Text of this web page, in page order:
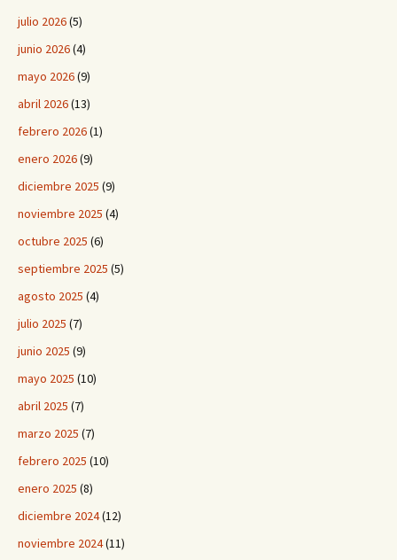
julio 2026(5)
junio 2026(4)
mayo 2026(9)
abril 2026(13)
febrero 2026(1)
enero 2026(9)
diciembre 2025 (9)
noviembre 2025 (4)
octubre 2025 (6)
septiembre 2025 (5)
agosto 2025 (4)
julio 2025 (7)
junio 2025 (9)
mayo 2025 (10)
abril 2025 (7)
marzo 2025 (7)
febrero 2025 (10)
enero 2025 (8)
diciembre 2024(12)
noviembre 2024(11)